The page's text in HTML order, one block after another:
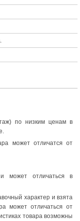
по низким ценам в
может отличатся от
может отличаться в
характер и взята
может отличаться от
товара возможны